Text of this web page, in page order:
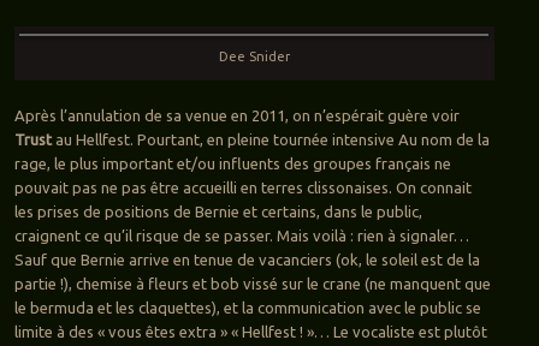
Dee Snider
Après l’annulation de sa venue en 2011, on n’espérait guère voir
Trustau Hellfest. Pourtant, en pleine tournée intensive Au nom de la
rage, le plus important et/ou influents des groupes français ne
pouvait pas ne pas être accueilli en terres clissonaises. On connait
les prises de positions de Bernie et certains, dans le public,
craignent ce qu’il risque de se passer. Mais voilà : rien à signaler…
Sauf que Bernie arrive en tenue de vacanciers (ok, le soleil est de la
partie !), chemise à fleurs et bob vissé sur le crane (ne manquent que
le bermuda et les claquettes), et la communication avec le public se
limite à des « vous êtes extra » « Hellfest ! »… Le vocaliste est plutôt